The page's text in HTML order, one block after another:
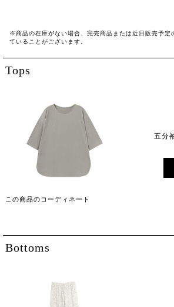
※商品の在庫がない場合、完売商品または近日販売予定
ていることがございます。
Tops
五分
この商品のコーディネート
Bottoms